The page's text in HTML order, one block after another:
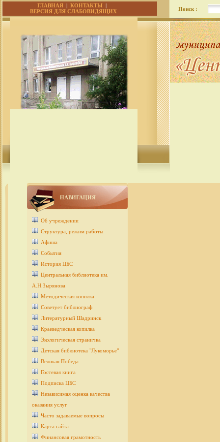
ГЛАВНАЯ |КОНТАКТЫ |
ВЕРСИЯ ДЛЯ СЛАБОВИДЯЩИХ
Поиск :
НАВИГАЦИЯ
Об учреждении
Структура, режим работы
Афиша
События
История ЦБС
Центральная библиотека им.
А.Н.Зырянова
Методическая копилка
Советует библиограф
Литературный Шадринск
Краеведческая копилка
Экологическая страничка
Детcкая библиотека "Лукоморье"
Великая Победа
Гостевая книга
Подписка ЦБС
Независимая оценка качества
оказания услуг
Часто задаваемые вопросы
Карта сайта
Финансовая грамотность